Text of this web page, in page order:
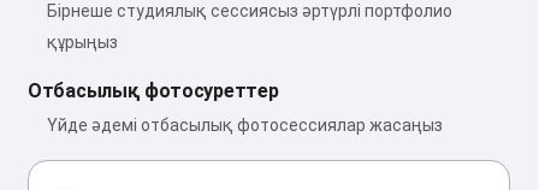
Бірнеше студиялық сессиясыз әртүрлі портфолио
құрыңыз
Отбасылық фотосуреттер
Үйде әдемі отбасылық фотосессиялар жасаңыз